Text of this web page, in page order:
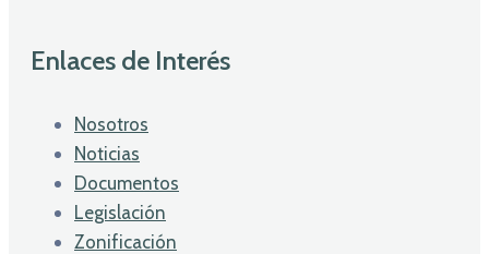
Enlaces de Interés
Nosotros
Noticias
Documentos
Legislación
Zonificación